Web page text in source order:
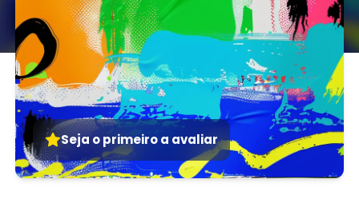
Seja o primeiro a avaliar